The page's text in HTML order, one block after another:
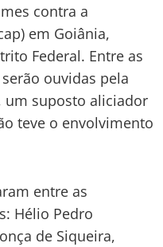
contra a
em Goiânia,
Federal. Entre as
ouvidas pela
um suposto aliciador
teve o envolvimento
entre as
Hélio Pedro
de Siqueira,